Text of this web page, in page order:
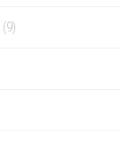
(9)